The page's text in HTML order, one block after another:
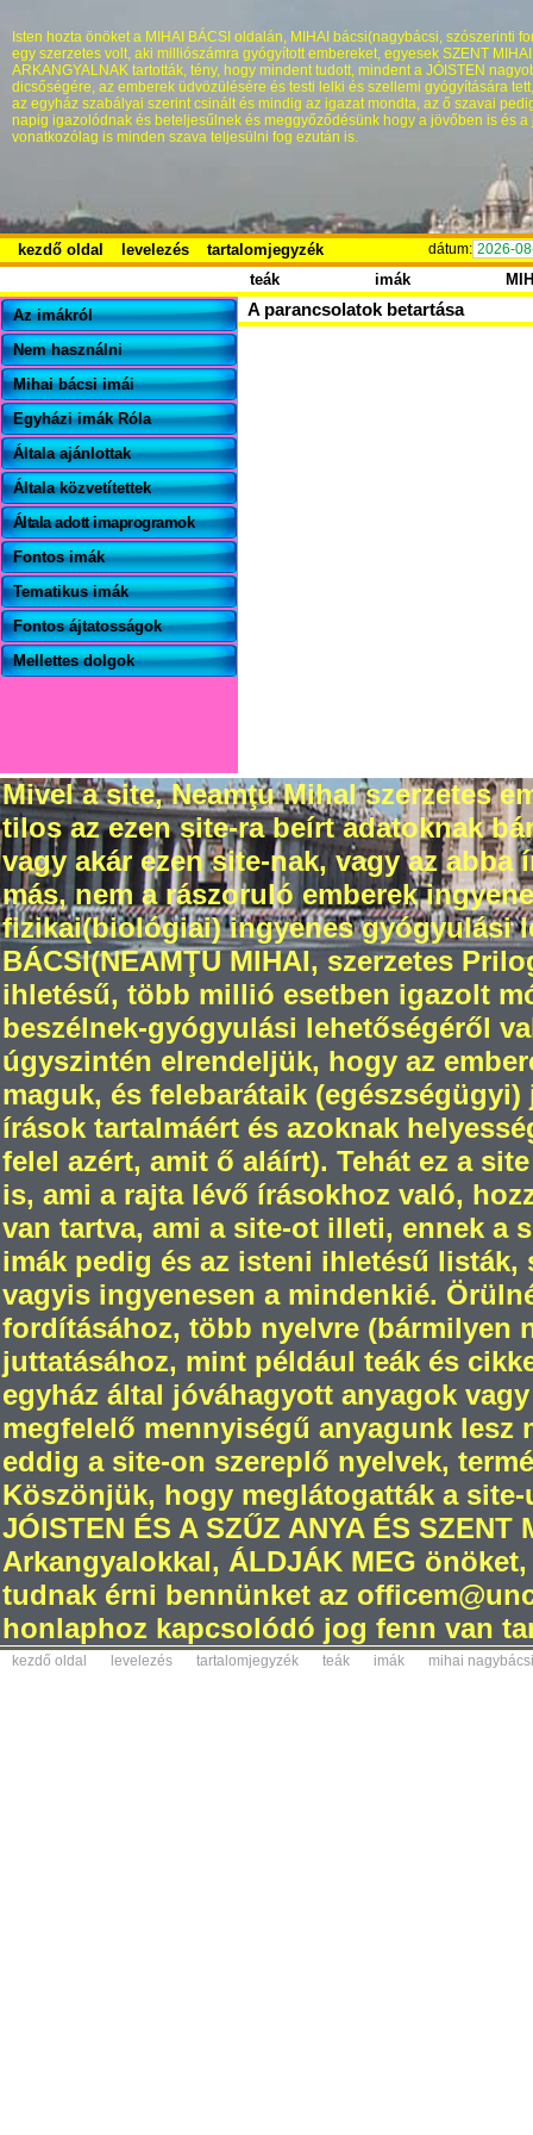
Isten hozta önöket a MIHAI BÁCSI oldalán, MIHAI bácsi(nagybácsi, szószerinti
egy szerzetes volt, aki milliószámra gyógyított embereket, egyesek SZENT
ARKANGYALNAK tartották, tény, hogy mindent tudott, mindent a JÓISTEN
dicsőségére, az emberek üdvözülésére és testi lelki és szellemi gyógyítására
az egyház szabályai szerint csinált és mindig az igazat mondta, az ő szavai
napig igazolódnak és beteljesűlnek és meggyőződésünk hogy a jövőben is és a
vonatkozólag is minden szava teljesülni fog ezután is.
kezdő oldal levelezés tartalomjegyzék dátum: 2026-
teák imák
Az imákról
Nem használni
Mihai bácsi imái
Egyházi imák Róla
Általa ajánlottak
Általa közvetítettek
Általa adott imaprogramok
Fontos imák
Tematikus imák
Fontos ájtatosságok
Mellettes dolgok
A parancsolatok betartása
Mivel a site, Neamţu Mihal szerzetes
tilos az ezen site-ra beírt adatoknak
vagy akár ezen site-nak, vagy az
más, nem a rászoruló emberek
fizikai(biológiai) ingyenes gyógyulási
BÁCSI(NEAMŢU MIHAI, szerzetes
ihletésű, több millió esetben igazolt
beszélnek-gyógyulási lehetőségéről
úgyszintén elrendeljük, hogy az
maguk, és felebarátaik
írások tartalmáért és azoknak
felel azért, amit ő aláírt). Tehát ez a
is, ami a rajta lévő írásokhoz való,
van tartva, ami a site-ot illeti, ennek a
imák pedig és az isteni ihletésű
vagyis ingyenesen a mindenkié.
fordításához, több nyelvre (bármilyen
juttatásához, mint például teák és
egyház által jóváhagyott anyagok
megfelelő mennyiségű anyagunk lesz
eddig a site-on szereplő nyelvek,
Köszönjük, hogy meglátogatták a
JÓISTEN ÉS A SZŰZ ANYA ÉS
Arkangyalokkal, ÁLDJÁK MEG
tudnak érni bennünket az
honlaphoz kapcsolódó jog fenn van
kezdő oldal levelezés tartalomjegyzék teák imák mihai nagybácsi